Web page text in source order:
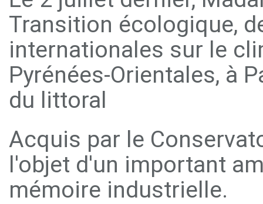
Transition écologique,
internationales sur le
Pyrénées-Orientales, à
du littoral
Acquis par le
l'objet d'un important
mémoire industrielle.